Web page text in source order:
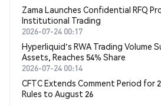
Zama Launches Confidential RFQ
Institutional Trading
2026-07-24 00:17
Hyperliquid's RWA Trading Volume
Assets, Reaches 54% Share
2026-07-24 00:14
CFTC Extends Comment Period for
Rules to August 26